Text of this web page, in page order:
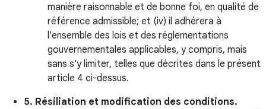
manière raisonnable et de bonne foi, en qualité de
référence admissible; et (iv) il adhérera à
l'ensemble des lois et des réglementations
gouvernementales applicables, y compris, mais
sans s'y limiter, telles que décrites dans le présent
article 4 ci-dessus.
5. Résiliation et modification des conditions.